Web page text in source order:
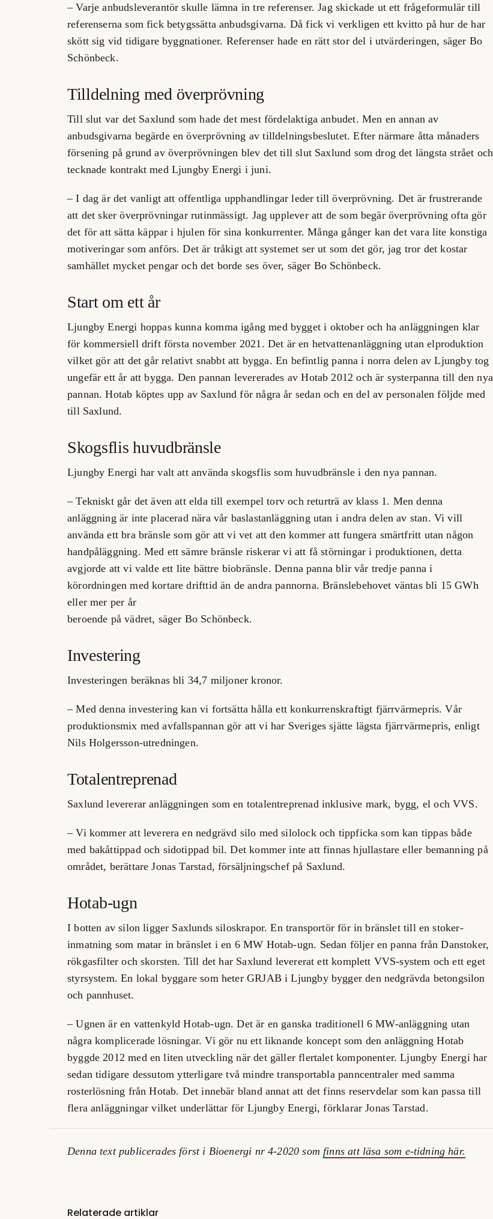
– Varje anbudsleverantör skulle lämna in tre referenser. Jag skickade ut ett frågeformulär till
referenserna som fick betygssätta anbudsgivarna. Då fick vi verkligen ett kvitto på hur de har
skött sig vid tidigare byggnationer. Referenser hade en rätt stor del i utvärderingen, säger Bo
Schönbeck.
Tilldelning med överprövning
Till slut var det Saxlund som hade det mest fördelaktiga anbudet. Men en annan av
anbudsgivarna begärde en överprövning av tilldelningsbeslutet. Efter närmare åtta månaders
försening på grund av överprövningen blev det till slut Saxlund som drog det längsta strået och
tecknade kontrakt med Ljungby Energi i juni.
– I dag är det vanligt att offentliga upphandlingar leder till överprövning. Det är frustrerande
att det sker överprövningar rutinmässigt. Jag upplever att de som begär överprövning ofta gör
det för att sätta käppar i hjulen för sina konkurrenter. Många gånger kan det vara lite konstiga
motiveringar som anförs. Det är tråkigt att systemet ser ut som det gör, jag tror det kostar
samhället mycket pengar och det borde ses över, säger Bo Schönbeck.
Start om ett år
Ljungby Energi hoppas kunna komma igång med bygget i oktober och ha anläggningen klar
för kommersiell drift första november 2021. Det är en hetvattenanläggning utan elproduktion
vilket gör att det går relativt snabbt att bygga. En befintlig panna i norra delen av Ljungby tog
ungefär ett år att bygga. Den pannan levererades av Hotab 2012 och är systerpanna till den nya
pannan. Hotab köptes upp av Saxlund för några år sedan och en del av personalen följde med
till Saxlund.
Skogsflis huvudbränsle
Ljungby Energi har valt att använda skogsflis som huvudbränsle i den nya pannan.
– Tekniskt går det även att elda till exempel torv och returträ av klass 1. Men denna
anläggning är inte placerad nära vår baslastanläggning utan i andra delen av stan. Vi vill
använda ett bra bränsle som gör att vi vet att den kommer att fungera smärtfritt utan någon
handpåläggning. Med ett sämre bränsle riskerar vi att få störningar i produktionen, detta
avgjorde att vi valde ett lite bättre biobränsle. Denna panna blir vår tredje panna i
körordningen med kortare drifttid än de andra pannorna. Bränslebehovet väntas bli 15 GWh
eller mer per år
beroende på vädret, säger Bo Schönbeck.
Investering
Investeringen beräknas bli 34,7 miljoner kronor.
– Med denna investering kan vi fortsätta hålla ett konkurrenskraftigt fjärrvärmepris. Vår
produktionsmix med avfallspannan gör att vi har Sveriges sjätte lägsta fjärrvärmepris, enligt
Nils Holgersson-utredningen.
Totalentreprenad
Saxlund levererar anläggningen som en totalentreprenad inklusive mark, bygg, el och VVS.
– Vi kommer att leverera en nedgrävd silo med silolock och tippficka som kan tippas både
med bakåttippad och sidotippad bil. Det kommer inte att finnas hjullastare eller bemanning på
området, berättare Jonas Tarstad, försäljningschef på Saxlund.
Hotab-ugn
I botten av silon ligger Saxlunds siloskrapor. En transportör för in bränslet till en stoker-
inmatning som matar in bränslet i en 6 MW Hotab-ugn. Sedan följer en panna från Danstoker,
rökgasfilter och skorsten. Till det har Saxlund levererat ett komplett VVS-system och ett eget
styrsystem. En lokal byggare som heter GRJAB i Ljungby bygger den nedgrävda betongsilon
och pannhuset.
– Ugnen är en vattenkyld Hotab-ugn. Det är en ganska traditionell 6 MW-anläggning utan
några komplicerade lösningar. Vi gör nu ett liknande koncept som den anläggning Hotab
byggde 2012 med en liten utveckling när det gäller flertalet komponenter. Ljungby Energi har
sedan tidigare dessutom ytterligare två mindre transportabla panncentraler med samma
rosterlösning från Hotab. Det innebär bland annat att det finns reservdelar som kan passa till
flera anläggningar vilket underlättar för Ljungby Energi, förklarar Jonas Tarstad.
Denna text publicerades först i Bioenergi nr 4-2020 som finns att läsa som e-tidning här.
Relaterade artiklar